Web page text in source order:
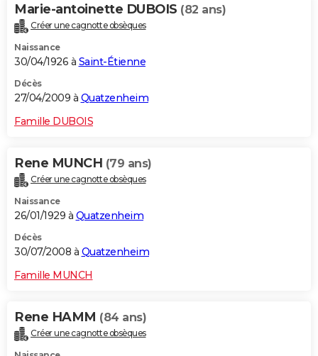
Marie-antoinette DUBOIS (82 ans)
Créer une cagnotte obsèques
Naissance
30/04/1926 à Saint-Étienne
Décès
27/04/2009 à Quatzenheim
Famille DUBOIS
Rene MUNCH (79 ans)
Créer une cagnotte obsèques
Naissance
26/01/1929 à Quatzenheim
Décès
30/07/2008 à Quatzenheim
Famille MUNCH
Rene HAMM (84 ans)
Créer une cagnotte obsèques